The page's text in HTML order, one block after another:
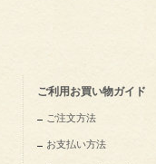
ご利用お買い物ガイド
ご注文方法
お支払い方法